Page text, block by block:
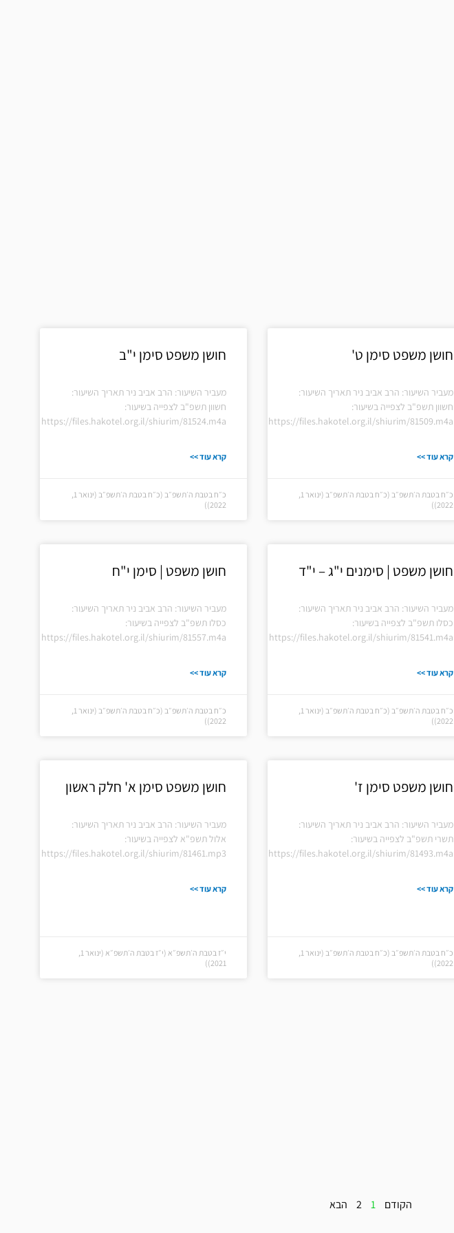
חושן משפט סימן ט'
מעביר השיעור: הרב אביב ניר תאריך השיעור:
חשוון תשפ"ב לצפייה בשיעור:
https://files.hakotel.org.il/shiurim/81509.m4a
קרא עוד >>
כ״ח בטבת ה׳תשפ״ב (כ״ח בטבת ה׳תשפ״ב (ינואר 1,
2022))
חושן משפט סימן י"ב
מעביר השיעור: הרב אביב ניר תאריך השיעור:
חשוון תשפ"ב לצפייה בשיעור:
https://files.hakotel.org.il/shiurim/81524.m4a
קרא עוד >>
כ״ח בטבת ה׳תשפ״ב (כ״ח בטבת ה׳תשפ״ב (ינואר 1,
2022))
חושן משפט | סימנים י"ג – י"ד
מעביר השיעור: הרב אביב ניר תאריך השיעור:
כסלו תשפ"ב לצפייה בשיעור:
https://files.hakotel.org.il/shiurim/81541.m4a
קרא עוד >>
כ״ח בטבת ה׳תשפ״ב (כ״ח בטבת ה׳תשפ״ב (ינואר 1,
2022))
חושן משפט | סימן י"ח
מעביר השיעור: הרב אביב ניר תאריך השיעור:
כסלו תשפ"ב לצפייה בשיעור:
https://files.hakotel.org.il/shiurim/81557.m4a
קרא עוד >>
כ״ח בטבת ה׳תשפ״ב (כ״ח בטבת ה׳תשפ״ב (ינואר 1,
2022))
חושן משפט סימן ז'
מעביר השיעור: הרב אביב ניר תאריך השיעור:
תשרי תשפ"ב לצפייה בשיעור:
https://files.hakotel.org.il/shiurim/81493.m4a
קרא עוד >>
כ״ח בטבת ה׳תשפ״ב (כ״ח בטבת ה׳תשפ״ב (ינואר 1,
2022))
חושן משפט סימן א' חלק ראשון
מעביר השיעור: הרב אביב ניר תאריך השיעור:
אלול תשפ"א לצפייה בשיעור:
https://files.hakotel.org.il/shiurim/81461.mp3
קרא עוד >>
י״ז בטבת ה׳תשפ״א (י״ז בטבת ה׳תשפ״א (ינואר 1,
2021))
הקודם 1
2 הבא